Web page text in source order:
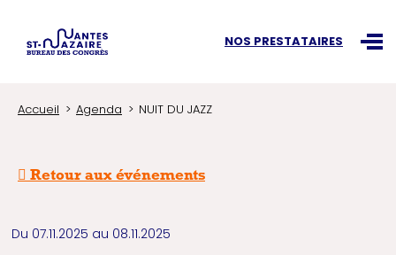
NOS PRESTATAIRES
Accueil Agenda NUIT DU JAZZ
Retour aux événements
Du 07.11.2025 au 08.11.2025